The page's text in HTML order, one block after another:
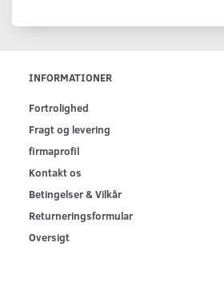
INFORMATIONER
Fortrolighed
Fragt og levering
firmaprofil
Kontakt os
Betingelser & Vilkår
Returneringsformular
Oversigt